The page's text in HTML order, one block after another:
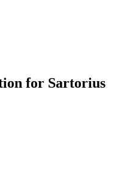
for Sartorius